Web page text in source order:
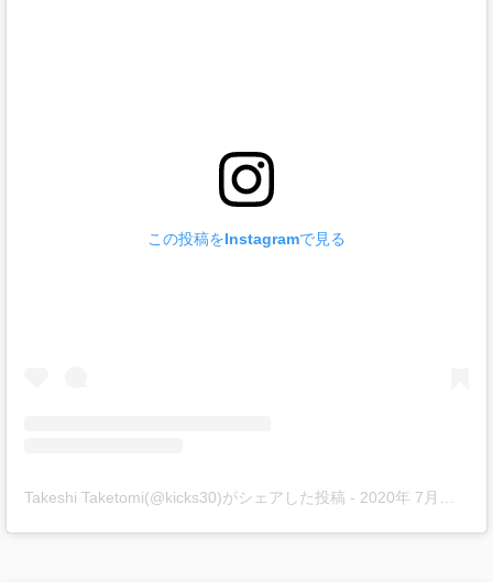
この投稿をInstagramで見る
Takeshi Taketomi(@kicks30)がシェアした投稿 - 2020年 7月月14日午前7時30分PDT